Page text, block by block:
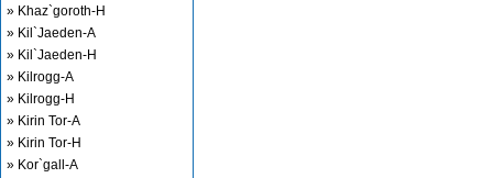
» Khaz`goroth-H
» Kil`Jaeden-A
» Kil`Jaeden-H
» Kilrogg-A
» Kilrogg-H
» Kirin Tor-A
» Kirin Tor-H
» Kor`gall-A